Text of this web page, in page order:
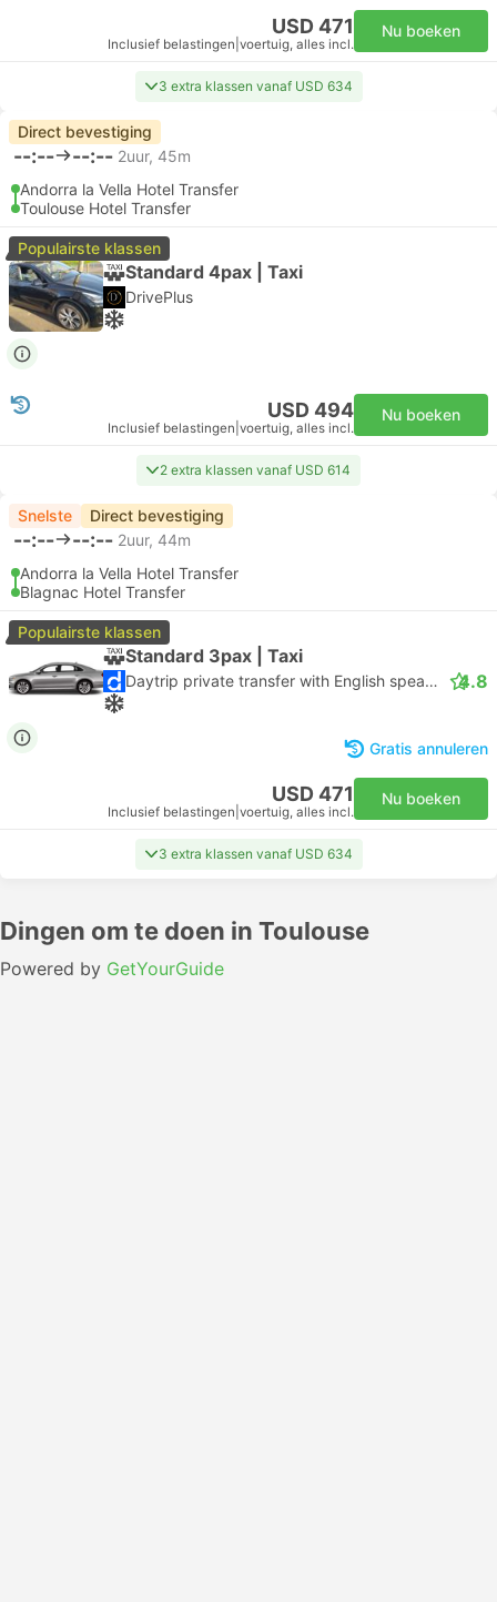
USD 471
Inclusief belastingen voertuig, alles incl.
Nu boeken
3 extra klassen vanaf USD 634
Direct bevestiging
--:-- --:-- 2uur, 45m
Andorra la Vella Hotel Transfer
Toulouse Hotel Transfer
Populairste klassen
Standard 4pax | Taxi
DrivePlus
USD 494
Inclusief belastingen voertuig, alles incl.
Nu boeken
2 extra klassen vanaf USD 614
Snelste Direct bevestiging
--:-- --:-- 2uur, 44m
Andorra la Vella Hotel Transfer
Blagnac Hotel Transfer
Populairste klassen
Standard 3pax | Taxi
Daytrip private transfer with English speaking driver 4.8
Gratis annuleren
USD 471
Inclusief belastingen voertuig, alles incl.
Nu boeken
3 extra klassen vanaf USD 634
Dingen om te doen in Toulouse
Powered by GetYourGuide